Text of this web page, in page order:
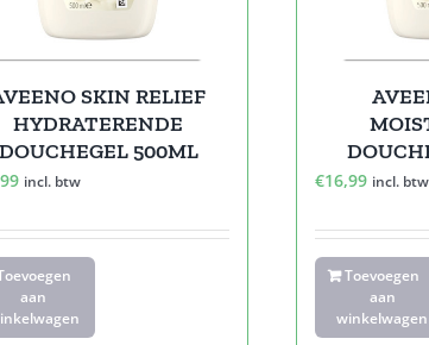
SKIN RELIEF
HYDRATERENDE
DOUCHEGEL 500ML
incl. btw
aan
€16,99 incl. btw
Toevoegen
aan
winkelwagen